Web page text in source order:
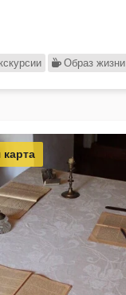
Образ жизни